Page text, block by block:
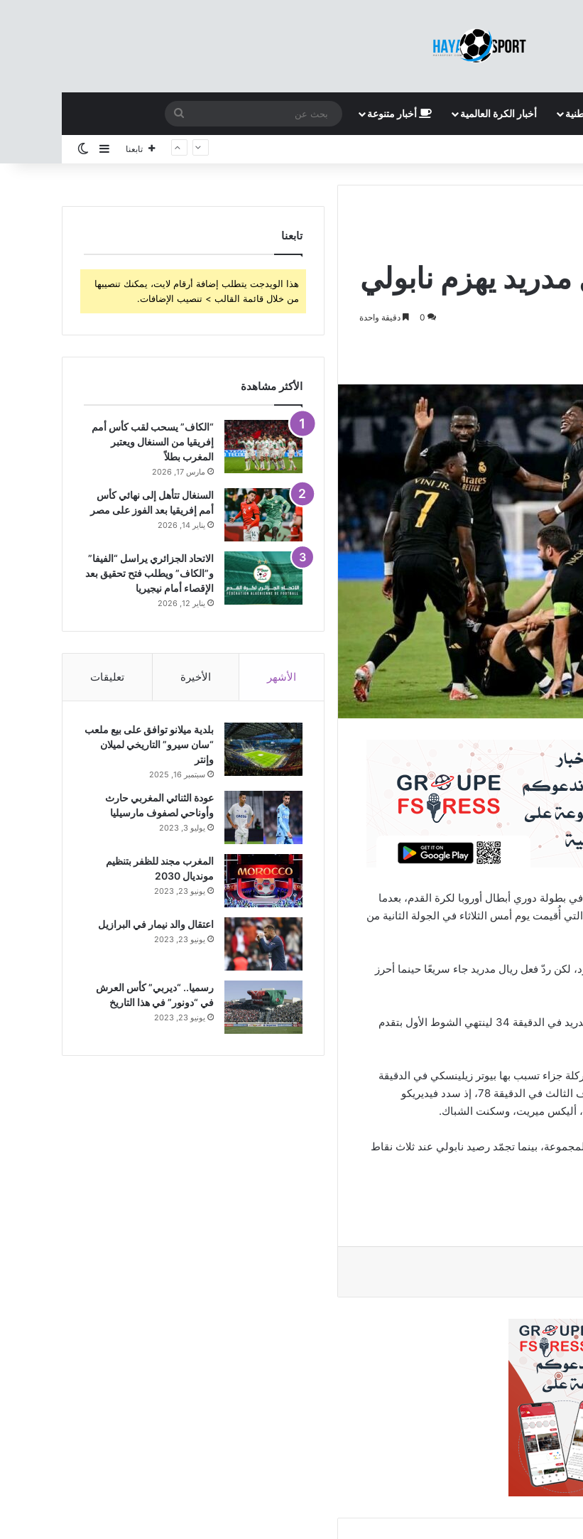
أخبار الكرة العالمية أخبار متنوعة
بحث
عن
تابعنا إضافة عمود جانبي
الوضع المظلم
يهزم نابولي
0 دقيقة واحدة
بطولة دوري أبطال أوروبا لكرة القدم، بعدما
2 في المباراة التي أُقيمت يوم أمس الثلاثاء في الجولة الثانية من
الدقيقة 19 عبر ليو أوستياغارد، لكن ردّ فعل ريال مدريد جاء سريعًا حينما أحرز
ولم تتوقف الإثارة هنا، إذ سجل جود بيلينغهام الهدف الثاني لريال مدريد في الدقيقة 34 لينتهي الشوط الأول بتقدم
جزاء تسبب بها بيوتر زيلينسكي في الدقيقة
54.لكن اللقاء شهد لمسة سحرية من ريال مدريد حينما سجل الهدف الثالث في الدقيقة 78، إذ سدد فيديريكو
أليكس ميريت، وسكنت الشباك.
بينما تجمّد رصيد نابولي عند ثلاث نقاط
تابعنا
هذا الويدجت يتطلب إضافة أرقام لايت، يمكنك تنصيبها
من خلال قائمة القالب > تنصيب الإضافات.
الأكثر مشاهدة
“الكاف” يسحب لقب كأس أمم
إفريقيا من السنغال ويعتبر
المغرب بطلاً
مارس 17, 2026
السنغال تتأهل إلى نهائي كأس
أمم إفريقيا بعد الفوز على مصر
يناير 14, 2026
الاتحاد الجزائري يراسل “الفيفا”
و”الكاف” ويطلب فتح تحقيق بعد
الإقصاء أمام نيجيريا
يناير 12, 2026
الأشهر الأخيرة تعليقات
بلدية ميلانو توافق على بيع ملعب
“سان سيرو” التاريخي لميلان
وإنتر
سبتمبر 16, 2025
عودة الثنائي المغربي حارث
وأوناحي لصفوف مارسيليا
يوليو 3, 2023
المغرب مجند للظفر بتنظيم
مونديال 2030
يونيو 23, 2023
اعتقال والد نيمار في البرازيل
يونيو 23, 2023
رسميا.. “ديربي” كأس العرش
في “دونور” في هذا التاريخ
يونيو 23, 2023